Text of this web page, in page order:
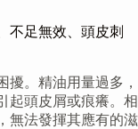
不足無效、頭皮刺
擾。精油用量過多，
起頭皮屑或痕癢。相
無法發揮其應有的滋